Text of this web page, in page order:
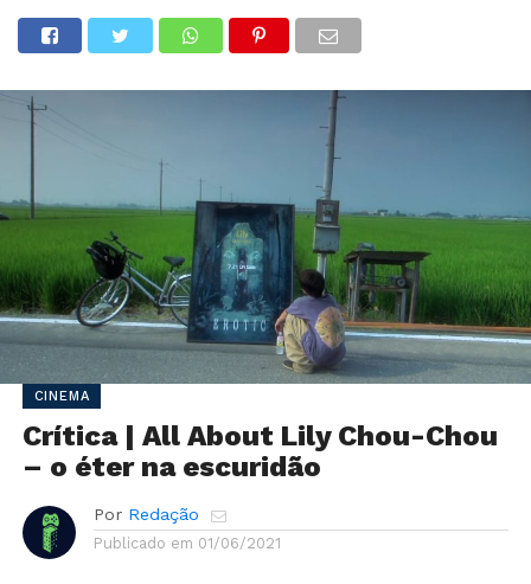
CINEMA
Crítica | All About Lily Chou-Chou
– o éter na escuridão
Por Redação
Publicado em 01/06/2021